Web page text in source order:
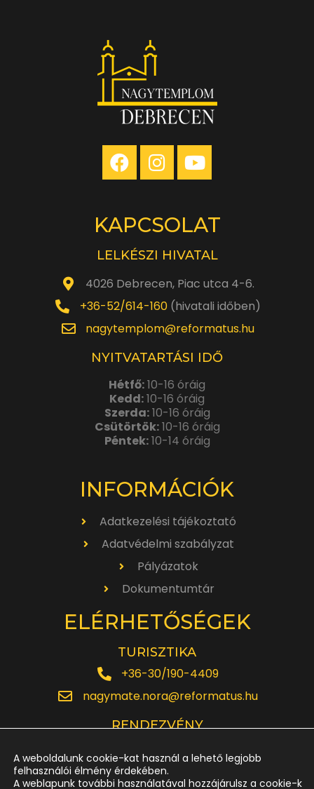
KAPCSOLAT
LELKÉSZI HIVATAL
4026 Debrecen, Piac utca 4-6.
+36-52/614-160(hivatali időben)
nagytemplom@reformatus.hu
NYITVATARTÁSI IDŐ
Hétfő:10-16 óráig
Kedd:10-16 óráig
Szerda:10-16 óráig
Csütörtök:10-16 óráig
Péntek:10-14 óráig
INFORMÁCIÓK
Adatkezelési tájékoztató
Adatvédelmi szabályzat
Pályázatok
Dokumentumtár
ELÉRHETŐSÉGEK
TURISZTIKA
+36-30/190-4409
nagymate.nora@reformatus.hu
RENDEZVÉNY
rendezveny.nagytemplom@reformatus.hu
A weboldalunk cookie-kat használ a lehető legjobb
felhasználói élmény érdekében.
A weblapunk további használatával hozzájárulsz a cookie-k